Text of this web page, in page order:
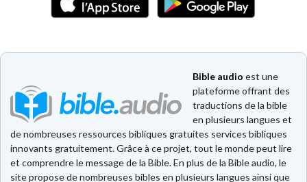
Bible audio est une
plateforme offrant des
traductions de la bible
en plusieurs langues et
de nombreuses ressources bibliques gratuites services bibliques
innovants gratuitement. Grâce à ce projet, tout le monde peut lire
et comprendre le message de la Bible. En plus de la Bible audio, le
site propose de nombreuses bibles en plusieurs langues ainsi que